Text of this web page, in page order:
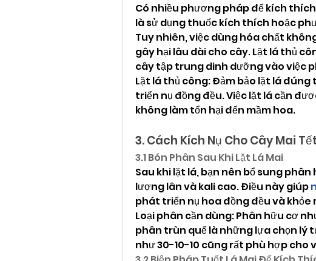
Có nhiều phương pháp để kích
là sử dụng thuốc kích thích hoặc
Tuy nhiên, việc dùng hóa chất
gây hại lâu dài cho cây. Lặt lá thủ
cây tập trung dinh dưỡng vào việc
Lặt lá thủ công: Đảm bảo lặt lá
triển nụ đồng đều. Việc lặt lá cần
không làm tổn hại đến mầm hoa.
3. Cách Kích Nụ Cho Cây Mai Tết
3.1 Bón Phân Sau Khi Lặt Lá Mai
Sau khi lặt lá, bạn nên bổ sung
lượng lân và kali cao. Điều này giúp
phát triển nụ hoa đồng đều và khỏe
Loại phân cần dùng: Phân hữu cơ
phân trùn quế là những lựa chọn lý
như 30-10-10 cũng rất phù hợp cho